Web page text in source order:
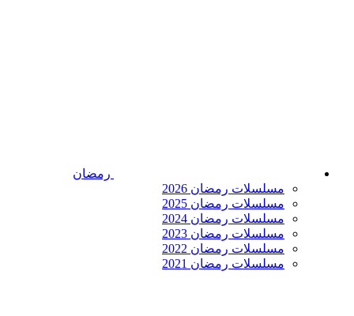
رمضان
مسلسلات رمضان 2026
مسلسلات رمضان 2025
مسلسلات رمضان 2024
مسلسلات رمضان 2023
مسلسلات رمضان 2022
مسلسلات رمضان 2021